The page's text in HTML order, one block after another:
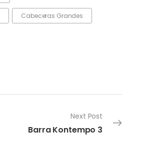
Cabeceras Grandes
Next Post
Barra Kontempo 3